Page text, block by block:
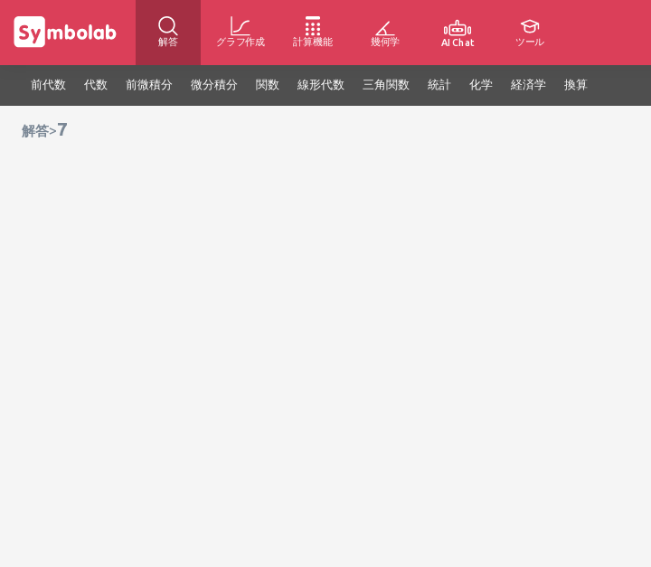
解答 グラフ作成 計算機能 幾何学 AI Chat ツール
前代数 代数 前微積分 微分積分 関数 線形代数 三角関数 統計 化学 経済学 換算
解答>7